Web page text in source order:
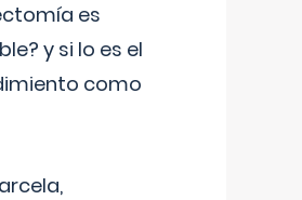
es
y si lo es el
como